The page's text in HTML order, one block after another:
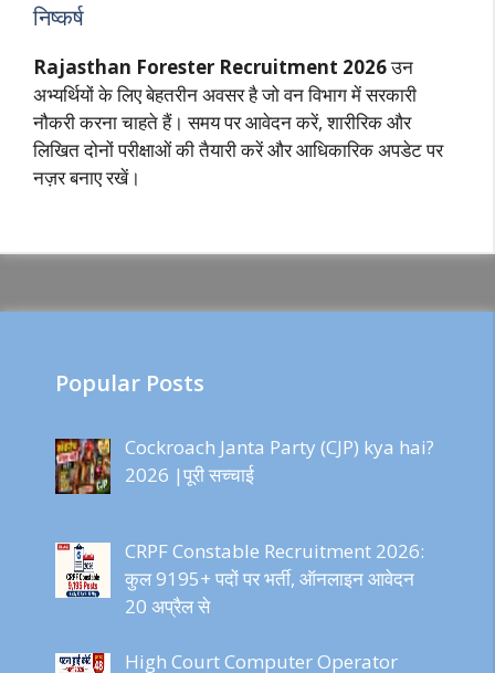
निष्कर्ष
Rajasthan Forester Recruitment 2026उन
अभ्यर्थियों के लिए बेहतरीन अवसर है जो वन विभाग में सरकारी
नौकरी करना चाहते हैं। समय पर आवेदन करें, शारीरिक और
लिखित दोनों परीक्षाओं की तैयारी करें और आधिकारिक अपडेट पर
नज़र बनाए रखें।
Popular Posts
Cockroach Janta Party (CJP) kya hai?
2026 |पूरी सच्चाई
CRPF Constable Recruitment 2026:
कुल 9195+ पदों पर भर्ती, ऑनलाइन आवेदन
20 अप्रैल से
High Court Computer Operator